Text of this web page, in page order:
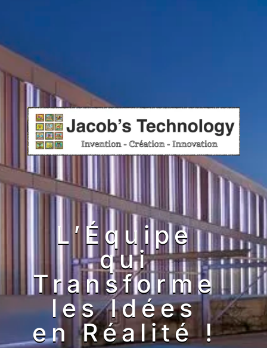
L’Équipe
qui
Transforme
les Idées
en Réalité !